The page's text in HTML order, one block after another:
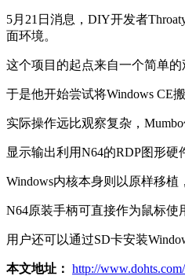
5月21日消息，DIY开发者
面环境。
这个项目的起点来自一个简单的
于是他开始尝试将Windows CE
实际操作远比观察复杂，
显示输出利用N64的RDP图形
Windows内核本身则以原样移
N64原装手柄可直接作为鼠标使
用户还可以通过SD卡安装
本文地址： http://